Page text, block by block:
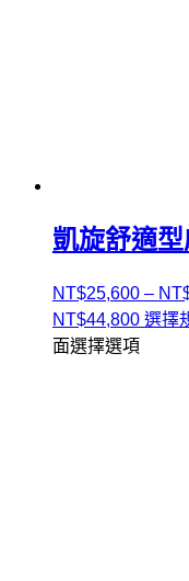
凱旋舒適
NT$25,600 –
NT$44,800 選擇
面選擇選項